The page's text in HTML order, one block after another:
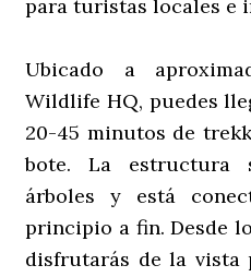
para turistas locales e
Ubicado a
Wildlife HQ, puedes
20-45 minutos de
bote. La estructura
árboles y está
principio a fin. Desde
disfrutarás de la vista